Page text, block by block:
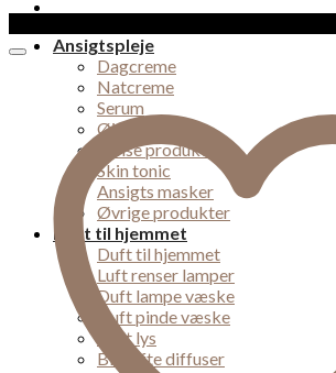
Ansigtspleje
Dagcreme
Natcreme
Serum
Øjencreme
Rense produkter
Skin tonic
Ansigts masker
Øvrige produkter
Duft til hjemmet
Duft til hjemmet
Luft renser lamper
Duft lampe væske
Duft pinde væske
Duft lys
Bil dufte diffuser